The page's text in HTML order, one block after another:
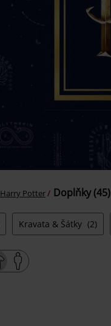
Harry Potter Doplňky (45)
Kravata & Šátky (2)